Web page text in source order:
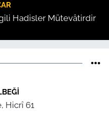
Hadisler Mütevâtirdir
Hicrî 61